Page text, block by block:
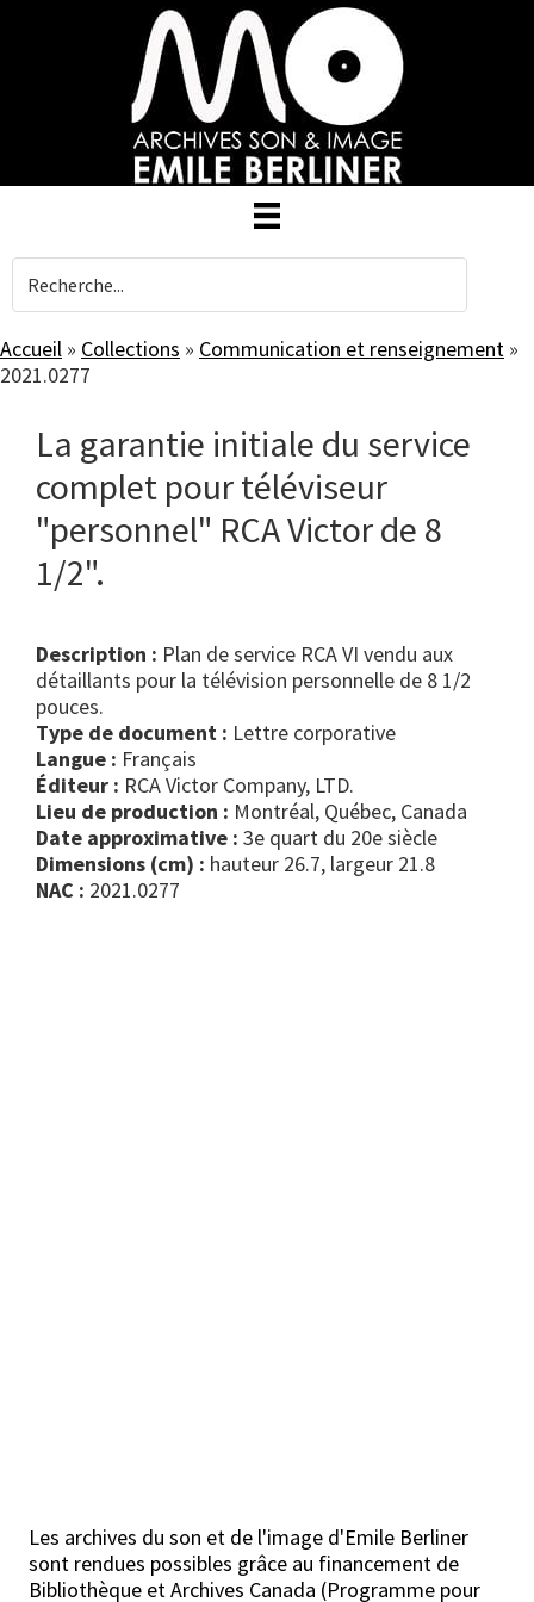
Accueil » Collections » Communication et renseignement »
2021.0277
La garantie initiale du service
complet pour téléviseur
"personnel" RCA Victor de 8
1/2".
Description : Plan de service RCA VI vendu aux
détaillants pour la télévision personnelle de 8 1/2
pouces.
Type de document :
lettre corporative
Langue : Français
Éditeur : RCA Victor Company, LTD.
Lieu de production : Montréal, Québec, Canada
Date approximative : 3e quart du 20e siècle
Dimensions (cm) : hauteur 26.7, largeur 21.8
NAC : 2021.0277
Les archives du son et de l'image d'Emile Berliner
sont rendues possibles grâce au financement de
Bibliothèque et Archives Canada (Programme pour